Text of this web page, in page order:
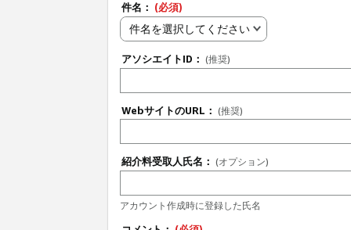
件名： (必須)
件名を選択してください
アソシエイトID： (推奨)
WebサイトのURL： (推奨)
紹介料受取人氏名： (オプション)
アカウント作成時に登録した氏名